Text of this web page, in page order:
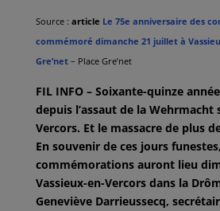
Source : article Le 75e anniversaire des
commémoré dimanche 21 juillet à
Gre’net– Place Gre’net
FIL INFO – Soixante-quinze
depuis l’assaut de la Wehrmacht
Vercors. Et le massacre de plus
En souvenir de ces jours
commémorations auront lieu
Vassieux-en-Vercors dans la
Geneviève Darrieussecq,